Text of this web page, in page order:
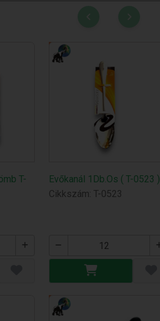
T-
Evőkanál 1Db.Os ( T-0523 )
Cikkszám: T-0523